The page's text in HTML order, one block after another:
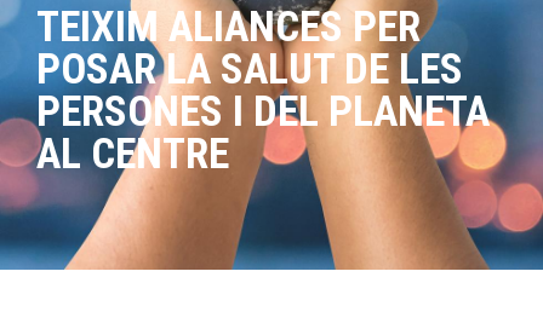
TEIXIM ALIANCES PER
POSAR LA SALUT DE LES
PERSONES I DEL PLANETA
AL CENTRE